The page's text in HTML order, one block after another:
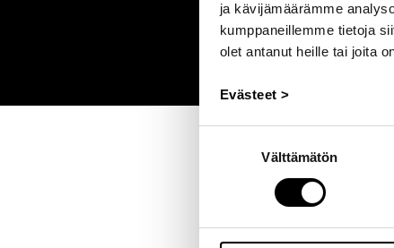
ja kävijämäärämme
kumppaneillemme tietoja
olet antanut heille tai joita
Evästeet >
Välttämätön